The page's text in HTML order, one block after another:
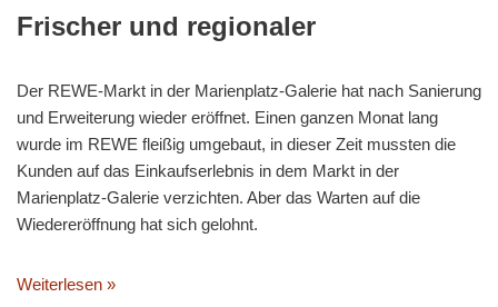
Frischer und regionaler
Der REWE-Markt in der Marienplatz-Galerie hat nach Sanierung
und Erweiterung wieder eröffnet. Einen ganzen Monat lang
wurde im REWE fleißig umgebaut, in dieser Zeit mussten die
Kunden auf das Einkaufserlebnis in dem Markt in der
Marienplatz-Galerie verzichten. Aber das Warten auf die
Wiedereröffnung hat sich gelohnt.
Weiterlesen »